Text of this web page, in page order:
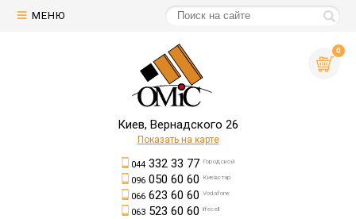
МЕНЮ
0
Киев, Вернадского 26
Показать на карте
044332 33 77 Городской
096050 60 60 Киевстар
066623 60 60 Vodafone
063523 60 60 lifecell